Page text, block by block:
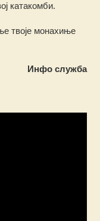
катакомби.
твоје монахиње
Инфо служба